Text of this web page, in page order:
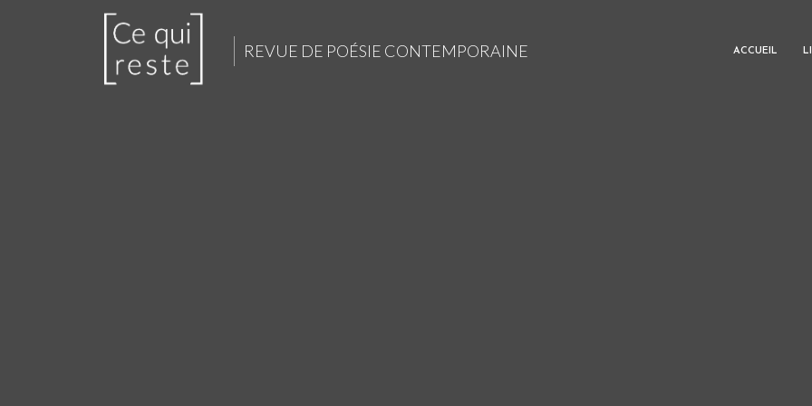
REVUE DE POÉSIE CONTEMPORAINE ACCUEIL